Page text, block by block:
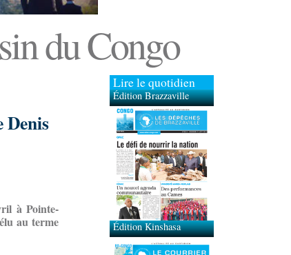
du Congo
Denis
à Pointe-
au terme
Lire le quotidien
Édition Brazzaville
Édition Kinshasa